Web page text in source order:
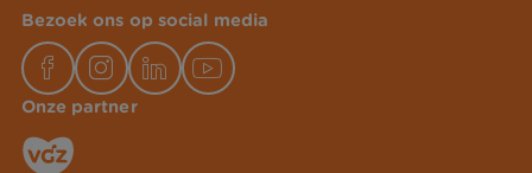
Bezoek ons op social media
Onze partner